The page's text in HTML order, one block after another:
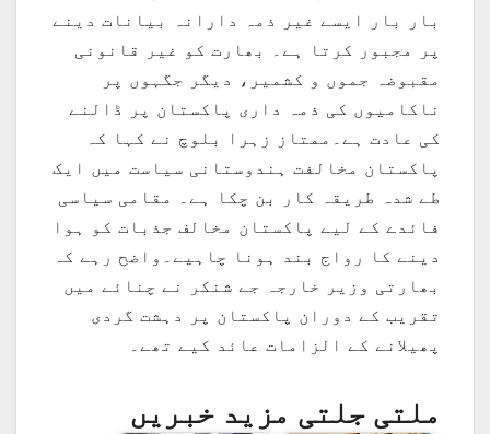
بار بار ایسے غیر ذمہ دارانہ بیانات دینے
پر مجبور کرتا ہے۔ بھارت کو غیر قانونی
مقبوضہ جموں و کشمیر، دیگر جگہوں پر
ناکامیوں کی ذمہ داری پاکستان پر ڈالنے
کی عادت ہے۔ممتاز زہرا بلوچ نے کہا کہ
پاکستان مخالفت ہندوستانی سیاست میں ایک
طے شدہ طریقہ کار بن چکا ہے۔ مقامی سیاسی
فائدے کے لیے پاکستان مخالف جذبات کو ہوا
دینے کا رواج بند ہونا چاہیے۔واضح رہے کہ
بھارتی وزیر خارجہ جے شنکر نے چنائے میں
تقریب کے دوران پاکستان پر دہشت گردی
پھیلانے کے الزامات عائد کیے تھے۔
ملتی جلتی مزید خبریں